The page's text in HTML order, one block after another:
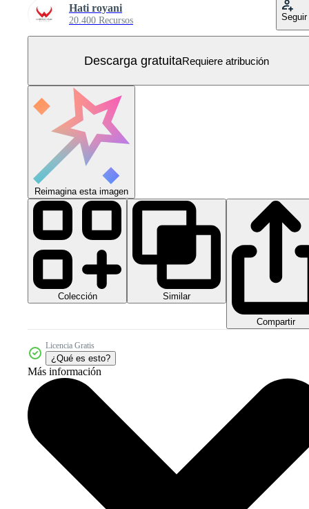
Hati royani
20.400 Recursos Seguir
Descarga gratuitaRequiere atribución
Reimagina esta imagen
Colección Similar
Compartir
Licencia Gratis
¿Qué es esto?
Más información